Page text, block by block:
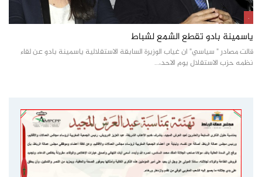
.
ياسمينة بادو تقطع الشمع لشباط
قالت مصادر " سياسي" ان غياب الوزيرة السابقة الاستقلالية ياسمينة بادو عن لقاء
نظمه حزب الاستقلال يوم الاحد،…